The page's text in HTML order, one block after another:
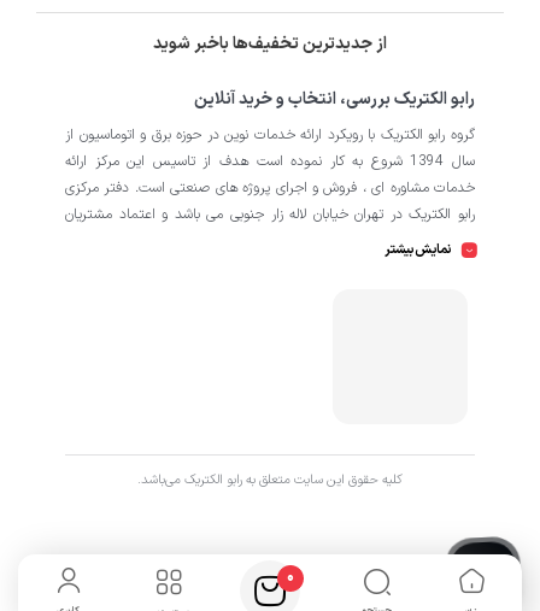
0
از جدیدترین تخفیف‌ها باخبر شوید
رابو الکتریک بررسی، انتخاب و خرید آنلاین
گروه رابو الکتریک با رویکرد ارائه خدمات نوین در حوزه برق و اتوماسیون از
سال 1394 شروع به کار نموده است هدف از تاسیس این مرکز ارائه
خدمات مشاوره ای ، فروش و اجرای پروژه های صنعتی است. دفتر مرکزی
رابو الکتریک در تهران خیابان لاله زار جنوبی می باشد و اعتماد مشتریان
باعث افتتاح شعبه دوم و کارگاه تابلو سازی نیز در منطقه صنعتی کمالشهر
کاربران برای خرید پیشنهاد می دهیم که از کیفیت بالا و پشتیبانی و
همچنین گارانتی های طولانی مدت برخوردار باشند. اگر قصد دارید با خیالی
نمایش بیشتر
کليه حقوق اين سايت متعلق به رابو الکتریک می‌باشد.